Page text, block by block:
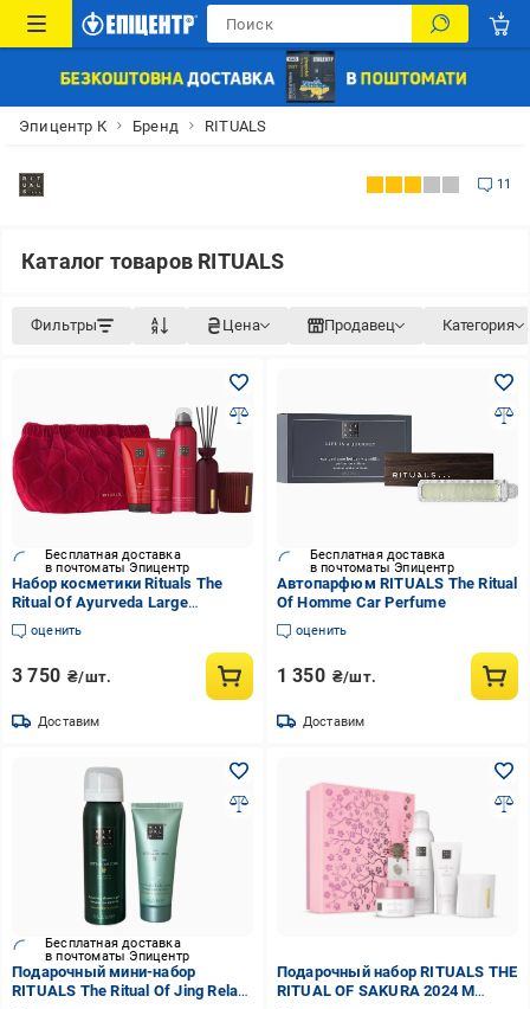
Эпицентр К Бренд RITUALS
11
Каталог товаров RITUALS
Фильтры Цена Продавец Категория
Бесплатная доставка
в почтоматы Эпицентр
Набор косметики Rituals The
Ritual Of Ayurveda Large
(203240)
оценить
3 750 ₴/шт.
Доставим
Бесплатная доставка
в почтоматы Эпицентр
Автопарфюм RITUALS The Ritual
Of Homme Car Perfume
оценить
1 350 ₴/шт.
Доставим
Бесплатная доставка
в почтоматы Эпицентр
Подарочный мини-набор
RITUALS The Ritual Of Jing Relax
Подарочный набор RITUALS THE
RITUAL OF SAKURA 2024 M